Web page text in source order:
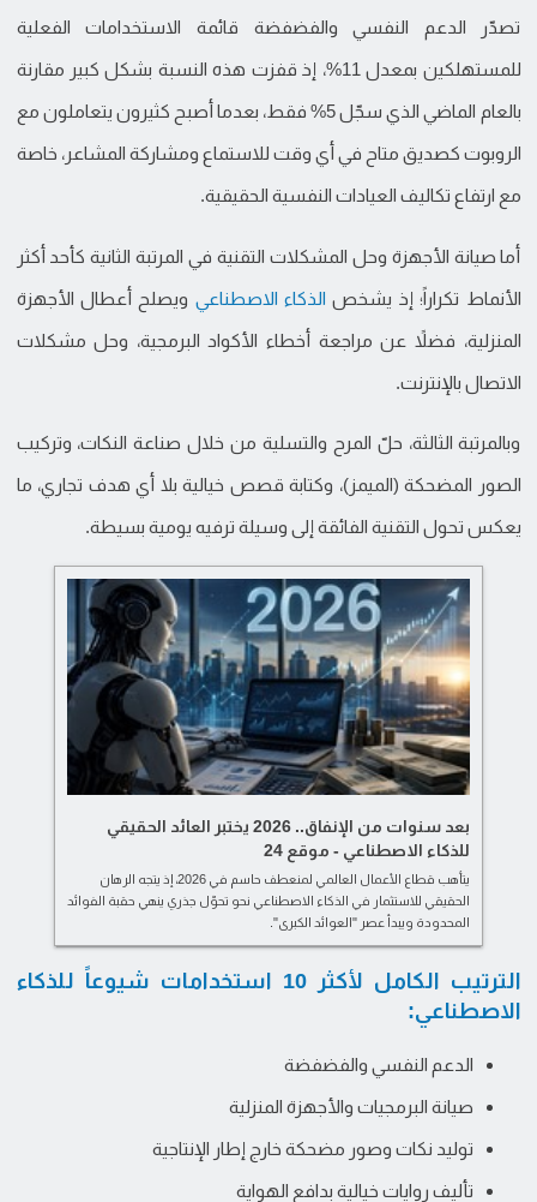
تصدّر الدعم النفسي والفضفضة قائمة الاستخدامات الفعلية
للمستهلكين بمعدل 11%، إذ قفزت هذه النسبة بشكل كبير مقارنة
بالعام الماضي الذي سجّل 5% فقط، بعدما أصبح كثيرون يتعاملون مع
الروبوت كصديق متاح في أي وقت للاستماع ومشاركة المشاعر، خاصة
مع ارتفاع تكاليف العيادات النفسية الحقيقية.
أما صيانة الأجهزة وحل المشكلات التقنية في المرتبة الثانية كأحد أكثر
الأنماط تكراراً؛ إذ يشخص الذكاء الاصطناعي ويصلح أعطال الأجهزة
المنزلية، فضلاً عن مراجعة أخطاء الأكواد البرمجية، وحل مشكلات
الاتصال بالإنترنت.
وبالمرتبة الثالثة، حلّ المرح والتسلية من خلال صناعة النكات، وتركيب
الصور المضحكة (الميمز)، وكتابة قصص خيالية بلا أي هدف تجاري، ما
يعكس تحول التقنية الفائقة إلى وسيلة ترفيه يومية بسيطة.
بعد سنوات من الإنفاق.. 2026 يختبر العائد الحقيقي
للذكاء الاصطناعي - موقع 24
يتأهب قطاع الأعمال العالمي لمنعطف حاسم في 2026، إذ يتجه الرهان
الحقيقي للاستثمار في الذكاء الاصطناعي نحو تحوّل جذري ينهي حقبة الفوائد
المحدودة ويبدأ عصر "العوائد الكبرى".
الترتيب الكامل لأكثر 10 استخدامات شيوعاً للذكاء
الاصطناعي:
الدعم النفسي والفضفضة
صيانة البرمجيات والأجهزة المنزلية
توليد نكات وصور مضحكة خارج إطار الإنتاجية
تأليف روايات خيالية بدافع الهواية